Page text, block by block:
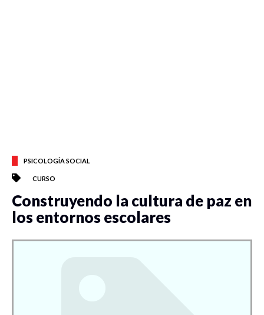
PSICOLOGÍA SOCIAL
CURSO
Construyendo la cultura de paz en
los entornos escolares